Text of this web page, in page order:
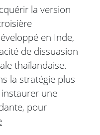
la version
en Inde,
de dissuasion
thaïlandaise.
la stratégie plus
une
pour